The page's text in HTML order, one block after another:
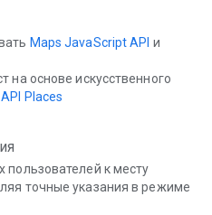
Maps JavaScript API и
на основе искусственного
API Places
пользователей к месту
точные указания в режиме